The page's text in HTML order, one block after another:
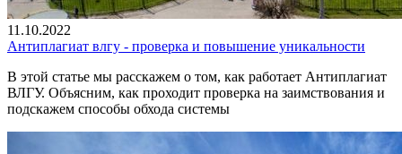
11.10.2022
Антиплагиат влгу - проверка и повышение уникальности
В этой статье мы расскажем о том, как работает Антиплагиат
ВЛГУ. Объясним, как проходит проверка на заимствования и
подскажем способы обхода системы